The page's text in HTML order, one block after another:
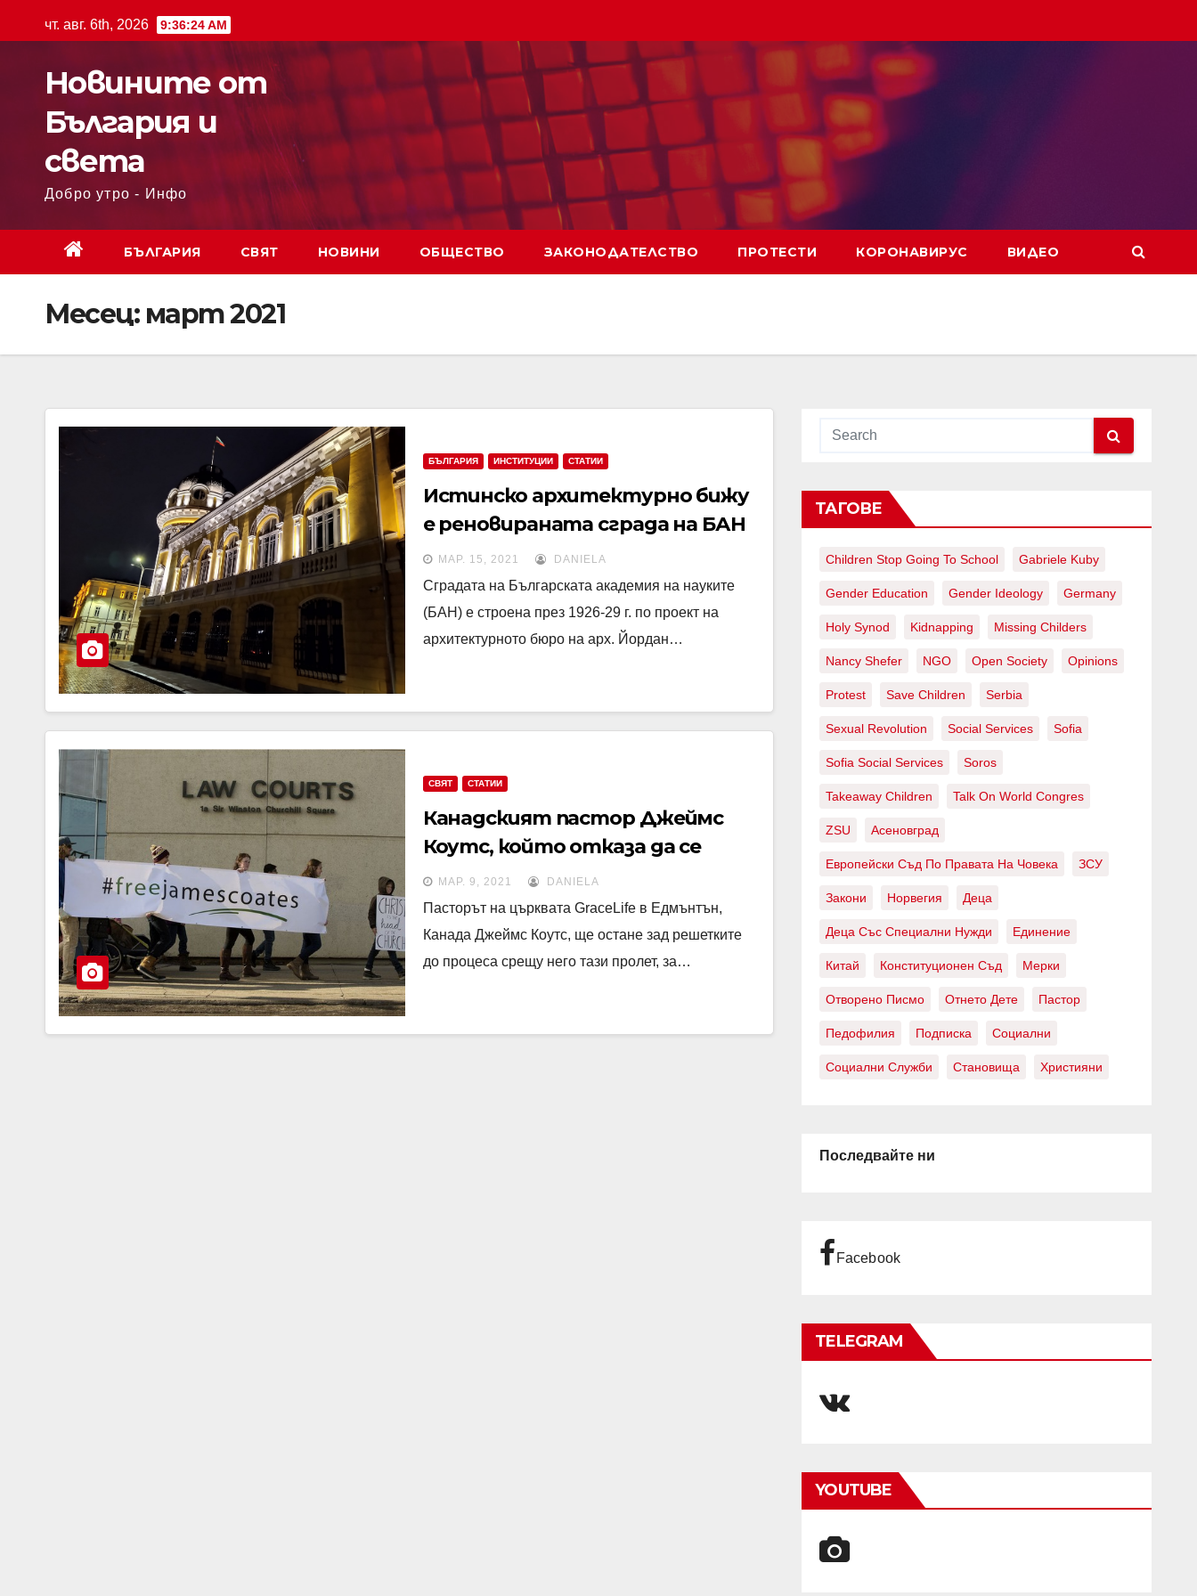
чт. авг. 6th, 2026 9:36:24 AM
Новините от
България и
света
Добро утро - Инфо
БЪЛГАРИЯ СВЯТ НОВИНИ ОБЩЕСТВО ЗАКОНОДАТЕЛСТВО ПРОТЕСТИ КОРОНАВИРУС ВИДЕО
Месец: март 2021
БЪЛГАРИЯ ИНСТИТУЦИИ СТАТИИ
Истинско архитектурно бижу
е реновираната сграда на БАН
в центъра на София.
МАР. 15, 2021 DANIELA
Сградата на Българската академия на науките
(БАН) е строена през 1926-29 г. по проект на
архитектурното бюро на арх. Йордан…
СВЯТ СТАТИИ
Канадският пастор Джеймс
Коутс, който отказа да се
подчини на мерките, ще
остане в затвора. Процесът
ще продължи от 3-ти до 5-ти
май.
МАР. 9, 2021 DANIELA
Пасторът на църквата GraceLife в Едмънтън,
Канада Джеймс Коутс, ще остане зад решетките
до процеса срещу него тази пролет, за…
ТАГОВЕ
Children Stop Going To School Gabriele Kuby
Gender Education Gender Ideology Germany
Holy Synod Kidnapping Missing Childers
Nancy Shefer NGO Open Society Opinions
Protest Save Children Serbia
Sexual Revolution Social Services Sofia
Sofia Social Services Soros
Takeaway Children Talk On World Congres
ZSU Асеновград
Европейски Съд По Правата На Човека ЗСУ
Закони Норвегия Деца
Деца Със Специални Нужди Единение
Китай Конституционен Съд Мерки
Отворено Писмо Отнето Дете Пастор
Педофилия Подписка Социални
Социални Служби Становища Християни
Последвайте ни
Facebook
TELEGRAM
YOUTUBE